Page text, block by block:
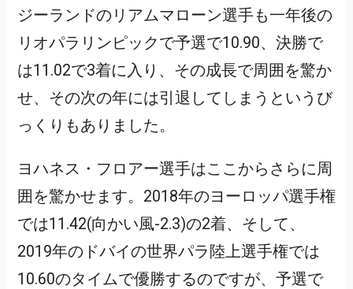
ジーランドのリアムマローン選手も一年後の
リオパラリンピックで予選で10.90、決勝で
は11.02で3着に入り、その成長で周囲を驚か
せ、その次の年には引退してしまうというび
っくりもありました。
ヨハネス・フロアー選手はここからさらに周
囲を驚かせます。2018年のヨーロッパ選手権
では11.42(向かい風-2.3)の2着、そして、
2019年のドバイの世界パラ陸上選手権では
10.60のタイムで優勝するのですが、予選で